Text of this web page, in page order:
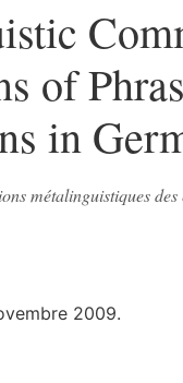
of
in
métalinguistiques
2009.